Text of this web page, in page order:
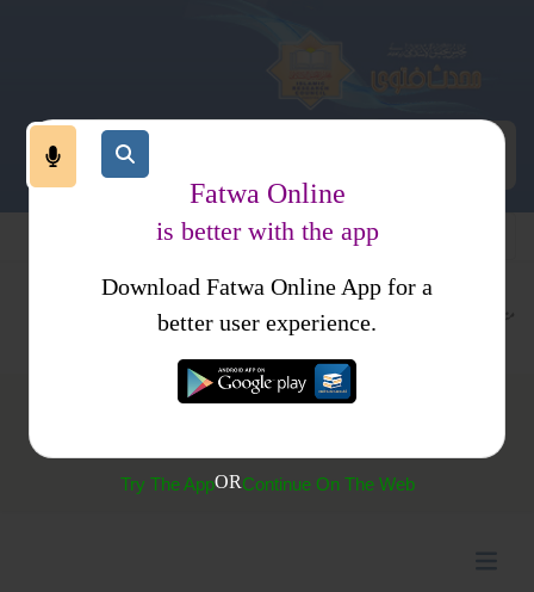
کتب فتاوی فتاوی علمیہ جلد 2
(61) نئے اسلامی سال کی مبارکباد دینا
Fatwa Online
is better with the app
Download Fatwa Online App for a
better user experience.
Try The AppORContinue On The Web